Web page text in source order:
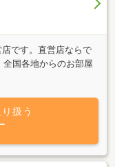
です。直営店ならで
国各地からのお部屋
引越、現地ご案内も
切、丁寧をモットー
扱う